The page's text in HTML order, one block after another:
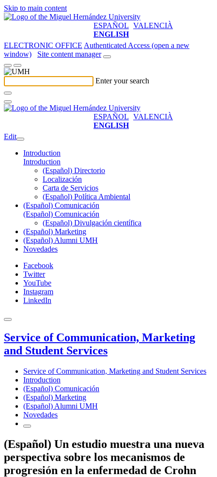
Skip to main content
ESPAÑOL VALENCIÀ
ENGLISH
ELECTRONIC OFFICE Authenticated Access (open a new
window)
Site content manager
Enter your search
ESPAÑOL VALENCIÀ
ENGLISH
Edit
Introduction
Introduction
(Español) Directorio
Localización
Carta de Servicios
(Español) Política Ambiental
(Español) Comunicación
(Español) Comunicación
(Español) Divulgación científica
(Español) Marketing
(Español) Alumni UMH
Novedades
Facebook
Twitter
YouTube
Instagram
LinkedIn
Service of Communication, Marketing
and Student Services
Service of Communication, Marketing and Student Services
Introduction
(Español) Comunicación
(Español) Marketing
(Español) Alumni UMH
Novedades
(Español) Un estudio muestra una nueva
perspectiva sobre los mecanismos de
progresión en la enfermedad de Crohn